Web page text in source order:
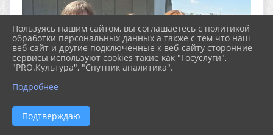
Пользуясь нашим сайтом, вы соглашаетесь с политикой
обработки персональных данных а также с тем что наш
веб-сайт и другие подключенные к веб-сайту сторонние
сервисы используют cookies такие как "Госуслуги",
"PRO.Культура", "Спутник аналитика".
Подробнее
Подтверждаю